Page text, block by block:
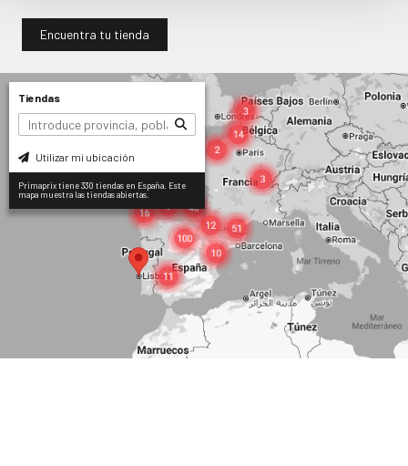
Encuentra tu tienda
Tiendas
Utilizar mi ubicación
Primaprix tiene 330 tiendas en España. Este
mapa muestra las tiendas abiertas.